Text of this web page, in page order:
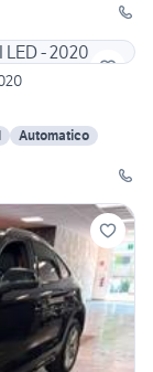
Automatico